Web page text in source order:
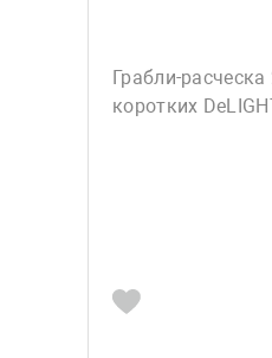
Грабли-расческа
коротких